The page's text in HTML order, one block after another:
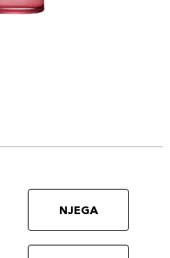
NJEGA